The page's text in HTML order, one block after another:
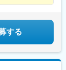
する